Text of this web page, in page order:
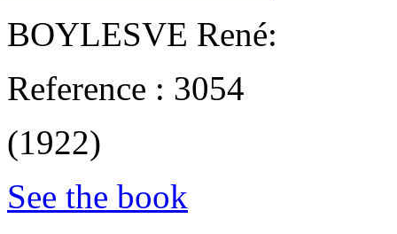
‎BOYLESVE René:‎
Reference : 3054
(1922)
See the book